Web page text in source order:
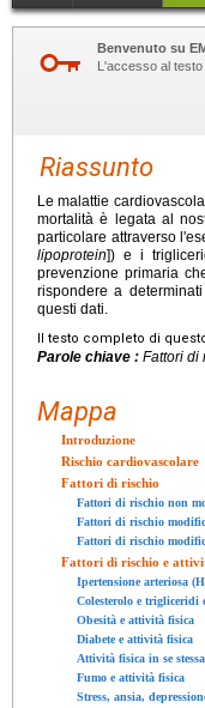
Benvenuto su
L'accesso al testo
Riassunto
Le malattie
mortalità è legata al
particolare attraverso
lipoprotein]) e i
prevenzione primaria
rispondere a
questi dati.
Il testo completo di
Parole chiave : Fattori di
Mappa
Introduzione
Rischio cardiovascolare
Fattori di rischio
Fattori di rischio non
Fattori di rischio
Fattori di rischio
Fattori di rischio e
Ipertensione arteriosa
Colesterolo e trigliceridi
Obesità e attività fisica
Diabete e attività fisica
Attività fisica in se stessa
Fumo e attività fisica
Stress, ansia,